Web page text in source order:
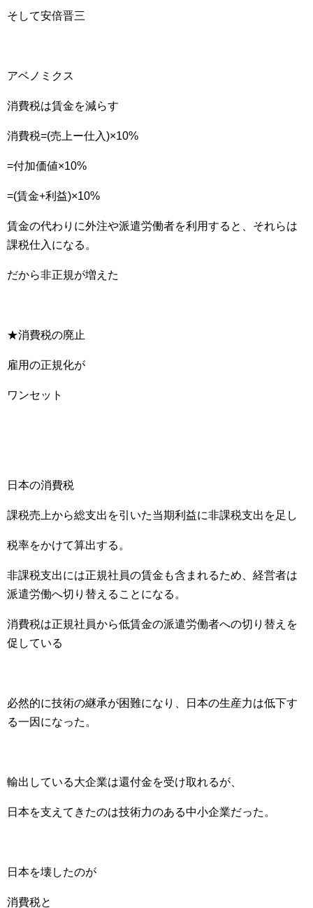
そして安倍晋三
アベノミクス
消費税は賃金を減らす
消費税=(売上ー仕入)×10%
=付加価値×10%
=(賃金+利益)×10%
賃金の代わりに外注や派遣労働者を利用すると、それらは
課税仕入になる。
だから非正規が増えた
★消費税の廃止
雇用の正規化が
ワンセット
日本の消費税
課税売上から総支出を引いた当期利益に非課税支出を足し
税率をかけて算出する。
非課税支出には正規社員の賃金も含まれるため、経営者は
派遣労働へ切り替えることになる。
消費税は正規社員から低賃金の派遣労働者への切り替えを
促している
必然的に技術の継承が困難になり、日本の生産力は低下す
る一因になった。
輸出している大企業は還付金を受け取れるが、
日本を支えてきたのは技術力のある中小企業だった。
日本を壊したのが
消費税と